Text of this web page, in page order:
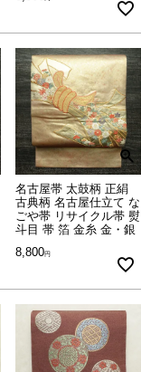
名古屋帯 太鼓柄 正絹
古典柄 名古屋仕立て な
ごや帯 リサイクル帯 熨
斗目 帯 箔 金糸 金・銀
8,800